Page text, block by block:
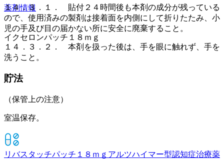
薬剤情報
イクセロンパッチ１８ｍｇ
１４．３．１． 貼付２４時間後も本剤の成分が残っている
ので、使用済みの製剤は接着面を内側にして折りたたみ、小
児の手及び目の届かない所に安全に廃棄すること。
１４．３．２． 本剤を扱った後は、手を眼に触れず、手を
洗うこと。
貯法
（保管上の注意）
室温保存。
リバスタッチパッチ１８ｍｇ アルツハイマー型認知症治療薬